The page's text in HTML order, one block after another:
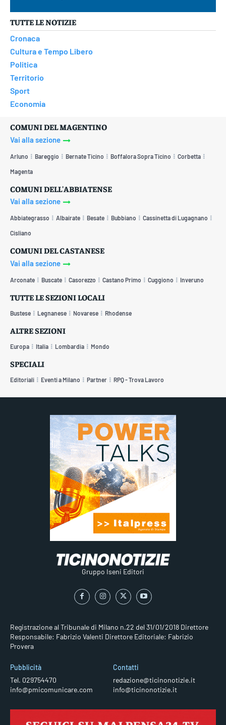
TUTTE LE NOTIZIE
Cronaca
Cultura e Tempo Libero
Politica
Territorio
Sport
Economia
COMUNI DEL MAGENTINO
Vai alla sezione
Arluno Bareggio Bernate Ticino Boffalora Sopra Ticino Corbetta
Magenta
COMUNI DELL'ABBIATENSE
Vai alla sezione
Abbiategrasso Albairate Besate Bubbiano Cassinetta di Lugagnano
Cisliano
COMUNI DEL CASTANESE
Vai alla sezione
Arconate Buscate Casorezzo Castano Primo Cuggiono Inveruno
TUTTE LE SEZIONI LOCALI
Bustese Legnanese Novarese Rhodense
ALTRE SEZIONI
Europa Italia Lombardia Mondo
SPECIALI
Editoriali Eventi a Milano Partner RPQ - Trova Lavoro
Gruppo Iseni Editori
Registrazione al Tribunale di Milano n.22 del 31/01/2018 Direttore
Responsabile: Fabrizio Valenti Direttore Editoriale: Fabrizio
Provera
Pubblicità
Tel. 029754470
info@pmicomunicare.com
Contatti
redazione@ticinonotizie.it
info@ticinonotizie.it